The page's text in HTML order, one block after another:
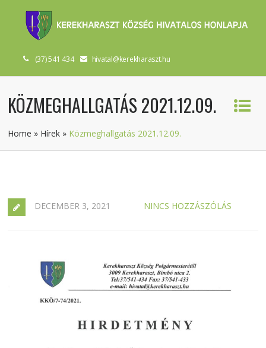
(37) 541 434 hivatal@kerekharaszt.hu
KÖZMEGHALLGATÁS 2021.12.09.
Home » Hírek » Közmeghallgatás 2021.12.09.
DECEMBER 3, 2021 NINCS HOZZÁSZÓLÁS